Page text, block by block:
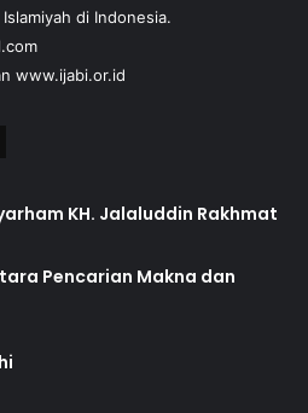
di Indonesia.
www.ijabi.or.id
KH. Jalaluddin Rakhmat
Pencarian Makna dan